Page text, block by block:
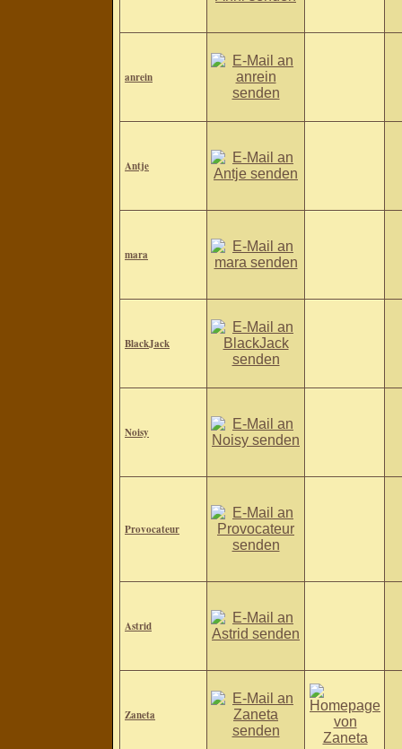
anrein
Antje
mara
BlackJack
Noisy
Provocateur
Astrid
Zaneta